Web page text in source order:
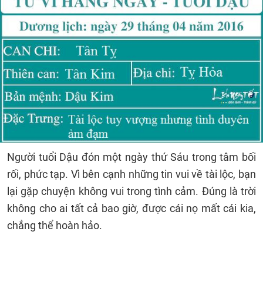
Người tuổi Dậu đón một ngày thứ Sáu trong tâm bối
rối, phức tạp. Vì bên cạnh những tin vui về tài lộc, bạn
lại gặp chuyện không vui trong tình cảm. Đúng là trời
không cho ai tất cả bao giờ, được cái nọ mất cái kia,
chẳng thể hoàn hảo.